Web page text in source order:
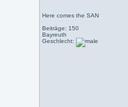
Here comes the SAN
Beiträge: 150
Bayreuth
Geschlecht: